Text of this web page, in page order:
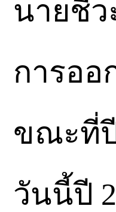
นายชีว
การออ
ขณะที่ปี
วันนี้ปี